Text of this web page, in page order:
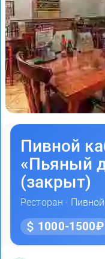
Пивной
«Пьяный
(закрыт)
Ресторан ·
1000-1500₽